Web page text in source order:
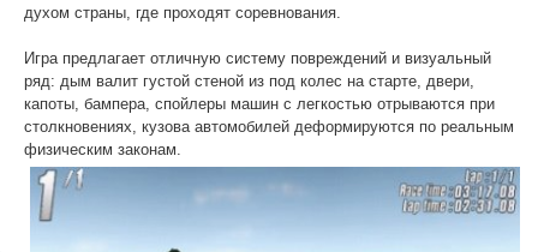
духом страны, где проходят соревнования.
Игра предлагает отличную систему повреждений и визуальный
ряд: дым валит густой стеной из под колес на старте, двери,
капоты, бампера, спойлеры машин с легкостью отрываются при
столкновениях, кузова автомобилей деформируются по реальным
физическим законам.